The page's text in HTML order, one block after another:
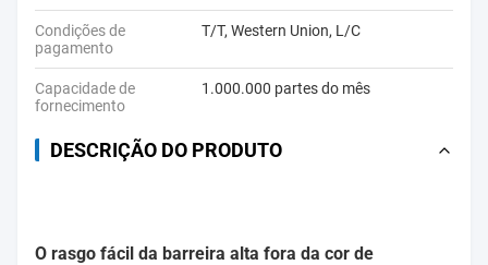
Condições de
pagamento
T/T, Western Union, L/C
Capacidade de
fornecimento
1.000.000 partes do mês
DESCRIÇÃO DO PRODUTO
O rasgo fácil da barreira alta fora da cor de